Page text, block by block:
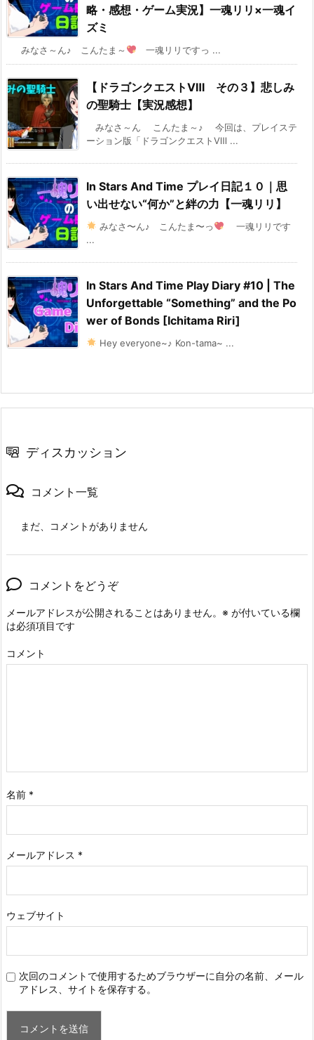
略・感想・ゲーム実況】一魂リリ×一魂イ
ズミ
みなさ～ん♪ こんたま～ 一魂リリですっ ...
【ドラゴンクエストⅧ その３】悲しみ
の聖騎士【実況感想】
みなさ～ん こんたま～♪ 今回は、プレイステ
ーション版「ドラゴンクエストⅧ ...
In Stars And Time プレイ日記１０｜思
い出せない“何か”と絆の力【一魂リリ】
みなさ〜ん♪ こんたま〜っ
一魂リリです
...
In Stars And Time Play Diary #10 | The
Unforgettable “Something” and the Po
wer of Bonds [Ichitama Riri]
Hey everyone~♪ Kon-tama~ ...
ディスカッション
コメント一覧
まだ、コメントがありません
コメントをどうぞ
メールアドレスが公開されることはありません。 ※ が付いている欄
は必須項目です
コメント
名前 *
メールアドレス *
ウェブサイト
次回のコメントで使用するためブラウザーに自分の名前、メール
アドレス、サイトを保存する。